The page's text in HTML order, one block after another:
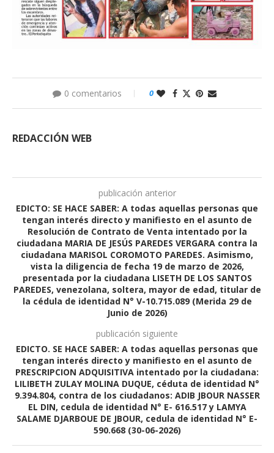
0 comentarios 0
REDACCIÓN WEB
publicación anterior
EDICTO: SE HACE SABER: A todas aquellas personas que
tengan interés directo y manifiesto en el asunto de
Resolución de Contrato de Venta intentado por la
ciudadana MARIA DE JESÚS PAREDES VERGARA contra la
ciudadana MARISOL COROMOTO PAREDES. Asimismo,
vista la diligencia de fecha 19 de marzo de 2026,
presentada por la ciudadana LISETH DE LOS SANTOS
PAREDES, venezolana, soltera, mayor de edad, titular de
la cédula de identidad N° V-10.715.089 (Merida 29 de
Junio de 2026)
publicación siguiente
EDICTO. SE HACE SABER: A todas aquellas personas que
tengan interés directo y manifiesto en el asunto de
PRESCRIPCION ADQUISITIVA intentado por la ciudadana:
LILIBETH ZULAY MOLINA DUQUE, céduta de identidad N°
9.394.804, contra de los ciudadanos: ADIB JBOUR NASSER
EL DIN, cedula de identidad N° E- 616.517 y LAMYA
SALAME DJARBOUE DE JBOUR, cedula de identidad N° E-
590.668 (30-06-2026)